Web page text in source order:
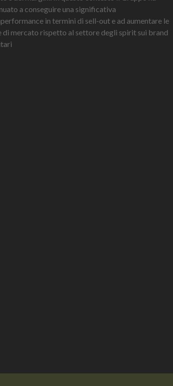
a conseguire una significativa
in termini di sell-out e ad aumentare le
di mercato rispetto al settore degli spirit sui brand